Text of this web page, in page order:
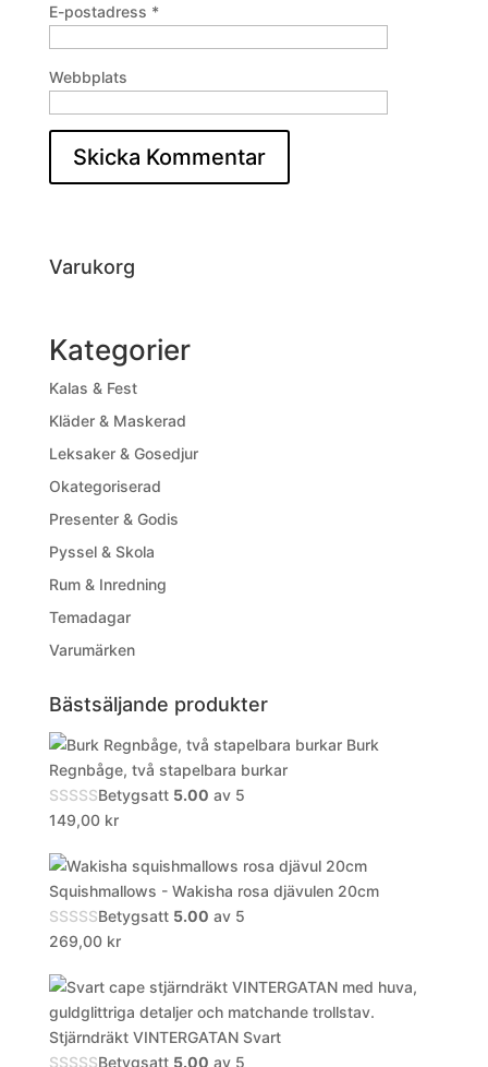
E-postadress *
Webbplats
Varukorg
Kategorier
Kalas & Fest
Kläder & Maskerad
Leksaker & Gosedjur
Okategoriserad
Presenter & Godis
Pyssel & Skola
Rum & Inredning
Temadagar
Varumärken
Bästsäljande produkter
Burk
Regnbåge, två stapelbara burkar
Betygsatt 5.00 av 5
149,00 kr
Squishmallows - Wakisha rosa djävulen 20cm
Betygsatt 5.00 av 5
269,00 kr
Stjärndräkt VINTERGATAN Svart
Betygsatt 5.00 av 5